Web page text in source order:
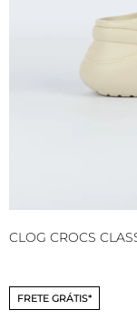
CLOG CROCS
FRETE GRÁTIS*